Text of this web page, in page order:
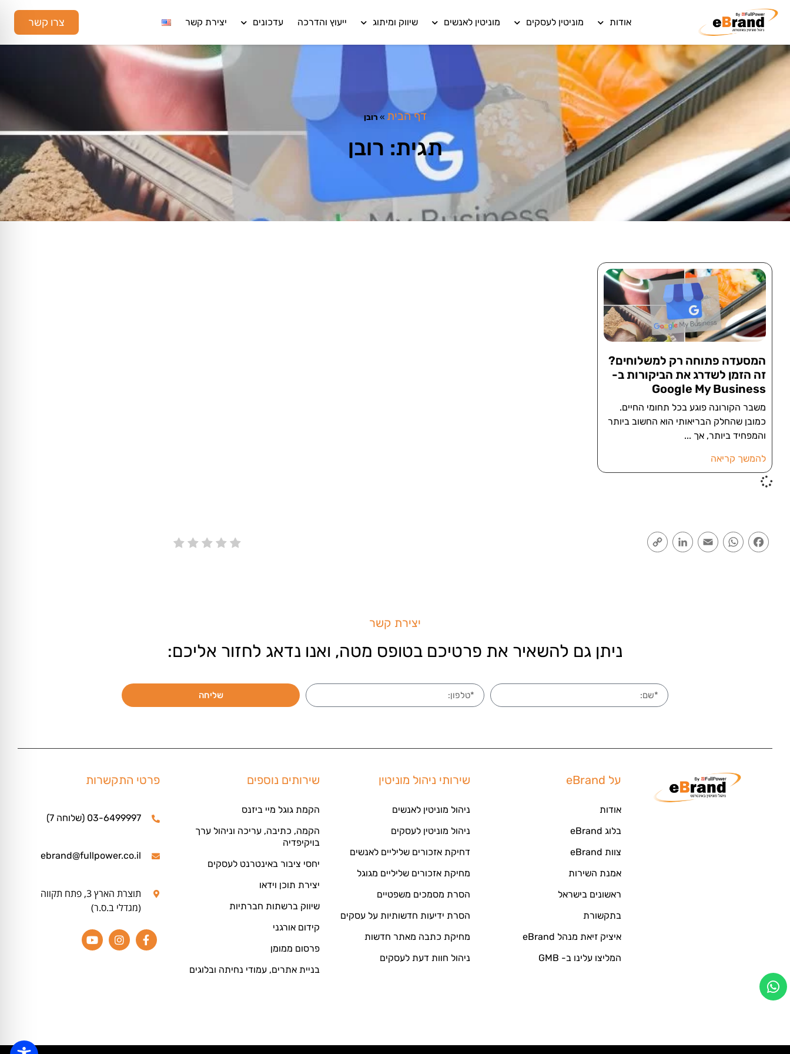
אודות מוניטין לעסקים מוניטין לאנשים שיווק ומיתוג ייעוץ והדרכה עדכונים יצירת קשר צרו קשר
דף הבית » רובן
תגית: רובן
המסעדה פתוחה רק למשלוחים?
זה הזמן לשדרג את הביקורות ב-
Google My Business
משבר הקורונה פוגע בכל תחומי החיים.
כמובן שהחלק הבריאותי הוא החשוב ביותר
והמפחיד ביותר, אך
להמשך קריאה
Facebook
WhatsApp
Email
LinkedIn
יצירת קשר
ניתן גם להשאיר את פרטיכם בטופס מטה, ואנו נדאג לחזור אליכם:
שליחה
על eBrand
אודות
בלוג eBrand
צוות eBrand
אמנת השירות
ראשונים בישראל
בתקשורת
איציק זיאת מנהל eBrand
המליצו עלינו ב- GMB
שירותי ניהול מוניטין
ניהול מוניטין לאנשים
ניהול מוניטין לעסקים
דחיקת אזכורים שליליים לאנשים
מחיקת אזכורים שליליים מגוגל
הסרת מסמכים משפטיים
הסרת ידיעות חדשותיות על עסקים
מחיקת כתבה מאתר חדשות
ניהול חוות דעת לעסקים
שירותים נוספים
הקמת גוגל מיי ביזנס
הקמה, כתיבה, עריכה וניהול ערך
בויקיפדיה
יחסי ציבור באינטרנט לעסקים
יצירת תוכן וידאו
שיווק ברשתות חברתיות
קידום אורגני
פרסום ממומן
בניית אתרים, עמודי נחיתה ובלוגים
פרטי התקשרות
03-6499997 (שלוחה 7)
ebrand@fullpower.co.il
תוצרת הארץ 3, פתח תקווה
(מגדלי ב.ס.ר)